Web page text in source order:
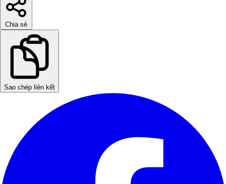
Chia sẻ
Sao chép liên kết